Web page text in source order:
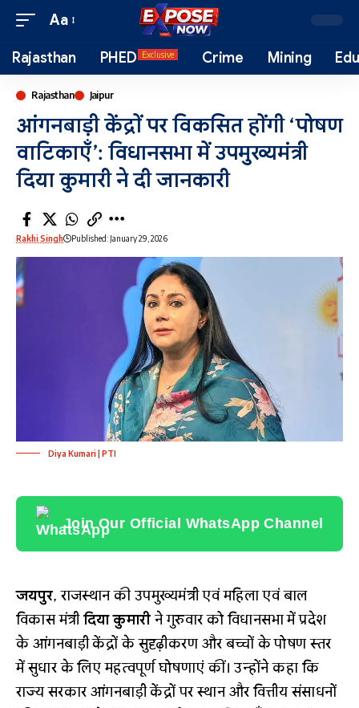
Aa
Rajasthan PHED Exclusive Crime Mining
Rajasthan Jaipur
आंगनबाड़ी केंद्रों पर विकसित होंगी ‘पोषण
वाटिकाएँ’: विधानसभा में उपमुख्यमंत्री
दिया कुमारी ने दी जानकारी
Rakhi Singh Published: January 29, 2026
Diya Kumari | PTI
Join Our Official WhatsApp Channel
जयपुर, राजस्थान की उपमुख्यमंत्री एवं महिला एवं बाल
विकास मंत्रीदिया कुमारी ने गुरुवार को विधानसभा में प्रदेश
के आंगनबाड़ी केंद्रों के सुदृढ़ीकरण और बच्चों के पोषण स्तर
में सुधार के लिए महत्वपूर्ण घोषणाएं कीं। उन्होंने कहा कि
राज्य सरकार आंगनबाड़ी केंद्रों पर स्थान और वित्तीय संसाधनों